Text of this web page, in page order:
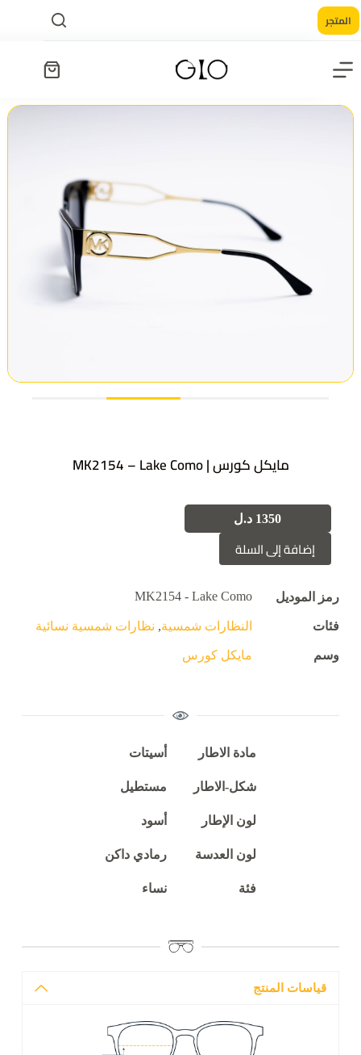
المتجر
مايكل كورس | MK2154 – Lake Como
1350 د.ل
إضافة إلى السلة
رمز الموديل MK2154 - Lake Como
فئات النظارات شمسية, نظارات شمسية نسائية
وسم مايكل كورس
مادة الاطار أسيتات
شكل-الاطار مستطيل
لون الإطار أسود
لون العدسة رمادي داكن
فئة نساء
قياسات المنتج